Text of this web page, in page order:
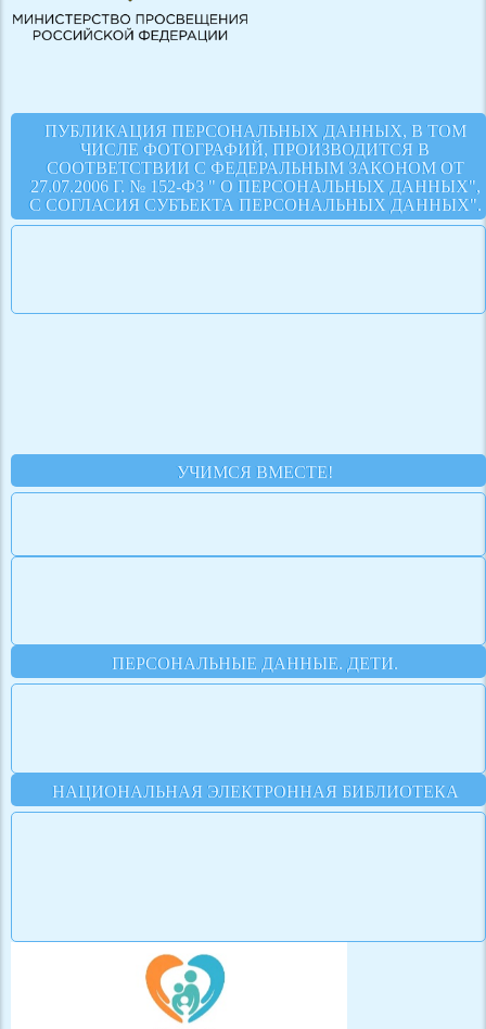
ПУБЛИКАЦИЯ ПЕРСОНАЛЬНЫХ ДАННЫХ, В ТОМ
ЧИСЛЕ ФОТОГРАФИЙ, ПРОИЗВОДИТСЯ В
СООТВЕТСТВИИ С ФЕДЕРАЛЬНЫМ ЗАКОНОМ ОТ
27.07.2006 Г. № 152-ФЗ " О ПЕРСОНАЛЬНЫХ ДАННЫХ",
С СОГЛАСИЯ СУБЪЕКТА ПЕРСОНАЛЬНЫХ ДАННЫХ".
УЧИМСЯ ВМЕСТЕ!
ПЕРСОНАЛЬНЫЕ ДАННЫЕ. ДЕТИ.
НАЦИОНАЛЬНАЯ ЭЛЕКТРОННАЯ БИБЛИОТЕКА